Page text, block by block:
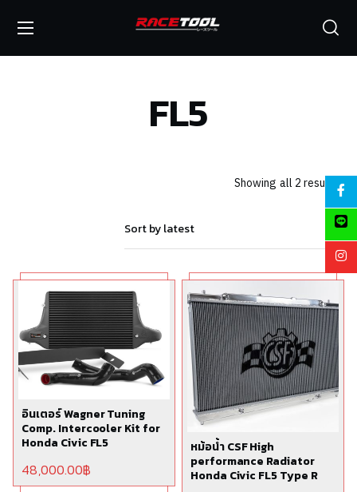
FL5
Showing all 2 results
อินเตอร์ Wagner Tuning
Comp. Intercooler Kit for
Honda Civic FL5
48,000.00฿
หม้อน้ำ CSF High
performance Radiator
Honda Civic FL5 Type R